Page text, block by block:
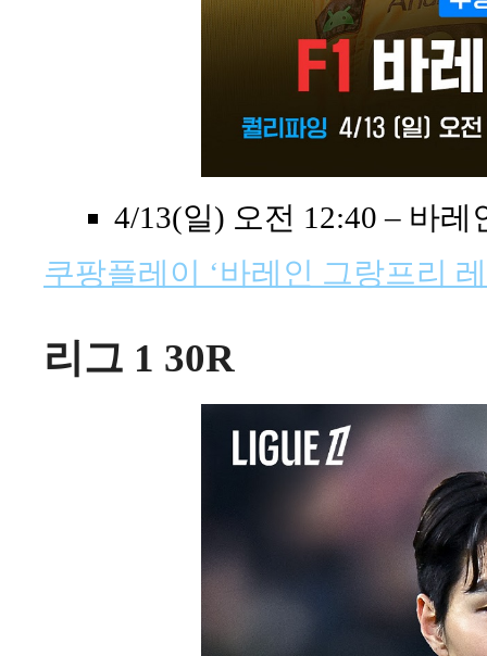
4/13(일) 오전 12:40 – 바
쿠팡플레이 ‘바레인 그랑프리
리그 1 30R